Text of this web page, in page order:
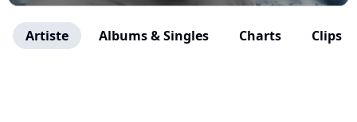
Artiste Albums & Singles Charts Clips